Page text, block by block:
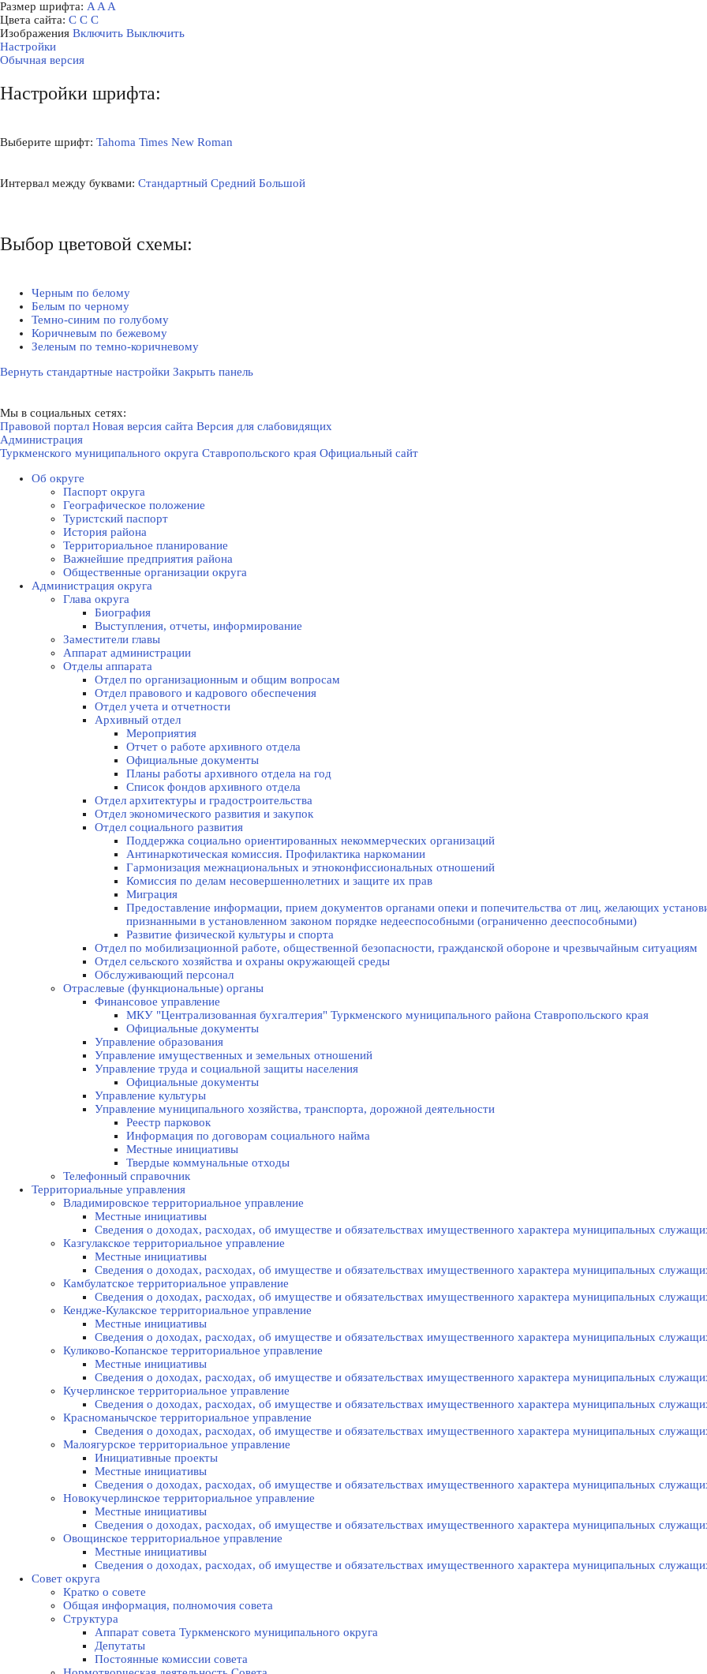
Размер шрифта: A A A
Цвета сайта: С С С
Изображения Включить Выключить
Настройки
Обычная версия
Настройки шрифта:
Выберите шрифт: Tahoma Times New Roman
Интервал между буквами: Стандартный Средний Большой
Выбор цветовой схемы:
Черным по белому
Белым по черному
Темно-синим по голубому
Коричневым по бежевому
Зеленым по темно-коричневому
Вернуть стандартные настройки Закрыть панель
Мы в социальных сетях:
Правовой портал Новая версия сайта Версия для слабовидящих
Администрация
Туркменского муниципального округа Ставропольского края Официальный сайт
Об округе
Паспорт округа
Географическое положение
Туристский паспорт
История района
Территориальное планирование
Важнейшие предприятия района
Общественные организации округа
Администрация округа
Глава округа
Биография
Выступления, отчеты, информирование
Заместители главы
Аппарат администрации
Отделы аппарата
Отдел по организационным и общим вопросам
Отдел правового и кадрового обеспечения
Отдел учета и отчетности
Архивный отдел
Мероприятия
Отчет о работе архивного отдела
Официальные документы
Планы работы архивного отдела на год
Список фондов архивного отдела
Отдел архитектуры и градостроительства
Отдел экономического развития и закупок
Отдел социального развития
Поддержка социально ориентированных некоммерческих организаций
Антинаркотическая комиссия. Профилактика наркомании
Гармонизация межнациональных и этноконфиссиональных отношений
Комиссия по делам несовершеннолетних и защите их прав
Миграция
Предоставление информации, прием документов органами опеки и попечительства от лиц, желающих
признанными в установленном законом порядке недееспособными (ограниченно дееспособными)
Развитие физической культуры и спорта
Отдел по мобилизационной работе, общественной безопасности, гражданской оборонe и чрезвычайным ситуациям
Отдел сельского хозяйства и охраны окружающей среды
Обслуживающий персонал
Отраслевые (функциональные) органы
Финансовое управление
МКУ "Централизованная бухгалтерия" Туркменского муниципального района Ставропольского края
Официальные документы
Управление образования
Управление имущественных и земельных отношений
Управление труда и социальной защиты населения
Официальные документы
Управление культуры
Управление муниципального хозяйства, транспорта, дорожной деятельности
Реестр парковок
Информация по договорам социального найма
Местные инициативы
Твердые коммунальные отходы
Телефонный справочник
Территориальные управления
Владимировское территориальное управление
Местные инициативы
Сведения о доходах, расходах, об имуществе и обязательствах имущественного характера муниципальных
Казгулакское территориальное управление
Местные инициативы
Сведения о доходах, расходах, об имуществе и обязательствах имущественного характера муниципальных
Камбулатское территориальное управление
Сведения о доходах, расходах, об имуществе и обязательствах имущественного характера муниципальных
Кендже-Кулакское территориальное управление
Местные инициативы
Сведения о доходах, расходах, об имуществе и обязательствах имущественного характера муниципальных
Куликово-Копанское территориальное управление
Местные инициативы
Сведения о доходах, расходах, об имуществе и обязательствах имущественного характера муниципальных
Кучерлинское территориальное управление
Сведения о доходах, расходах, об имуществе и обязательствах имущественного характера муниципальных
Красноманычское территориальное управление
Сведения о доходах, расходах, об имуществе и обязательствах имущественного характера муниципальных
Малоягурское территориальное управление
Инициативные проекты
Местные инициативы
Сведения о доходах, расходах, об имуществе и обязательствах имущественного характера муниципальных
Новокучерлинское территориальное управление
Местные инициативы
Сведения о доходах, расходах, об имуществе и обязательствах имущественного характера муниципальных
Овощинское территориальное управление
Местные инициативы
Сведения о доходах, расходах, об имуществе и обязательствах имущественного характера муниципальных
Совет округа
Кратко о совете
Общая информация, полномочия совета
Структура
Аппарат совета Туркменского муниципального округа
Депутаты
Постоянные комиссии совета